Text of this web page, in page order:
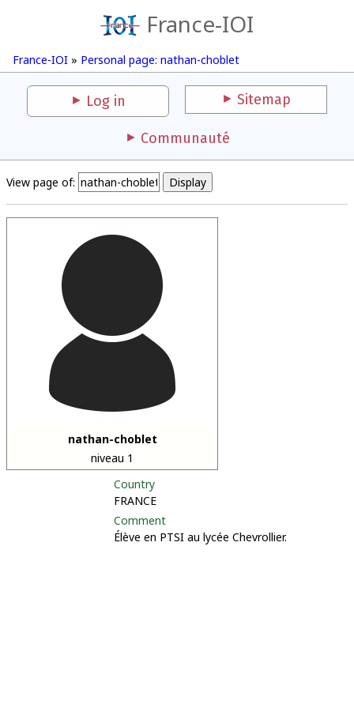
France-IOI
France-IOI » Personal page: nathan-choblet
Log in Sitemap
Communauté
View page of:
nathan-choblet
niveau 1
Country
FRANCE
Comment
Élève en PTSI au lycée Chevrollier.